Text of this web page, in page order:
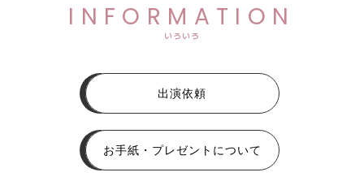
INFORMATION
いろいろ
出演依頼
お手紙・プレゼントについて